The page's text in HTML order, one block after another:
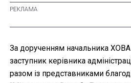
За дорученням начальника ХОВА
заступник керівника
разом із представниками